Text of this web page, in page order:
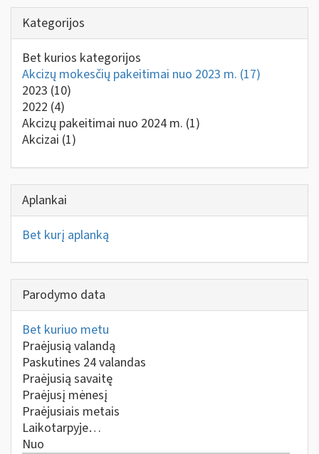
Kategorijos
Bet kurios kategorijos
Akcizų mokesčių pakeitimai nuo 2023 m. (17)
2023 (10)
2022 (4)
Akcizų pakeitimai nuo 2024 m. (1)
Akcizai (1)
Aplankai
Bet kurį aplanką
Parodymo data
Bet kuriuo metu
Praėjusią valandą
Paskutines 24 valandas
Praėjusią savaitę
Praėjusį mėnesį
Praėjusiais metais
Laikotarpyje…
Nuo